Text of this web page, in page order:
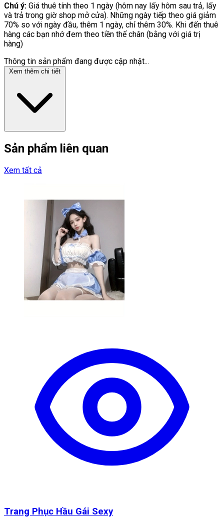
Chú ý: Giá thuê tính theo 1 ngày (hôm nay lấy hôm sau trả, lấy
và trả trong giờ shop mở cửa). Những ngày tiếp theo giá giảm
70% so với ngày đầu, thêm 1 ngày, chỉ thêm 30%. Khi đến thuê
hàng các bạn nhớ đem theo tiền thế chân (bằng với giá trị
hàng)
Thông tin sản phẩm đang được cập nhật...
Xem thêm chi tiết
Sản phẩm liên quan
Xem tất cả
Trang Phục Hầu Gái Sexy